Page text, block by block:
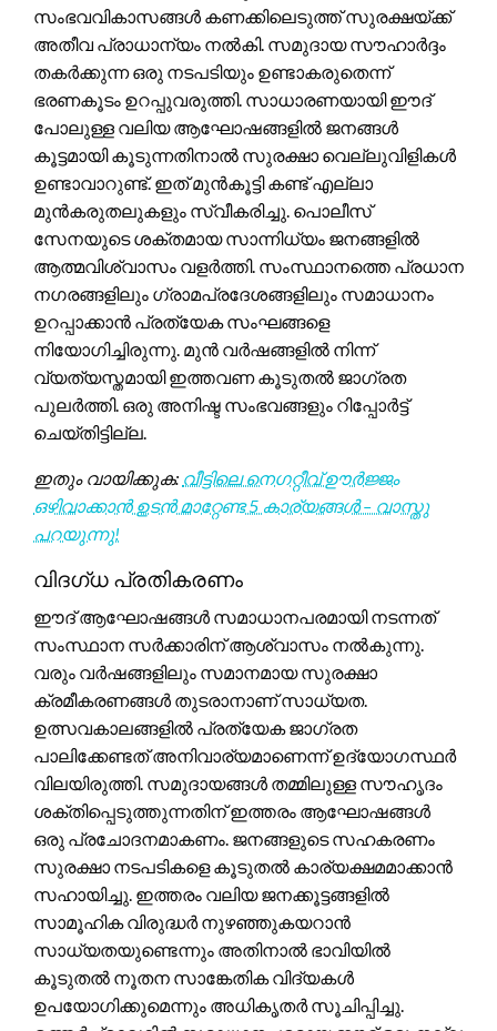
സംഭവവികാസങ്ങൾ കണക്കിലെടുത്ത് സുരക്ഷയ്ക്ക്
അതീവ പ്രാധാന്യം നൽകി. സമുദായ സൗഹാർദ്ദം
തകർക്കുന്ന ഒരു നടപടിയും ഉണ്ടാകരുതെന്ന്
ഭരണകൂടം ഉറപ്പുവരുത്തി. സാധാരണയായി ഈദ്
പോലുള്ള വലിയ ആഘോഷങ്ങളിൽ ജനങ്ങൾ
കൂട്ടമായി കൂടുന്നതിനാൽ സുരക്ഷാ വെല്ലുവിളികൾ
ഉണ്ടാവാറുണ്ട്. ഇത് മുൻകൂട്ടി കണ്ട് എല്ലാ
മുൻകരുതലുകളും സ്വീകരിച്ചു. പൊലീസ്
സേനയുടെ ശക്തമായ സാന്നിധ്യം ജനങ്ങളിൽ
ആത്മവിശ്വാസം വളർത്തി. സംസ്ഥാനത്തെ പ്രധാന
നഗരങ്ങളിലും ഗ്രാമപ്രദേശങ്ങളിലും സമാധാനം
ഉറപ്പാക്കാൻ പ്രത്യേക സംഘങ്ങളെ
നിയോഗിച്ചിരുന്നു. മുൻ വർഷങ്ങളിൽ നിന്ന്
വ്യത്യസ്തമായി ഇത്തവണ കൂടുതൽ ജാഗ്രത
പുലർത്തി. ഒരു അനിഷ്ട സംഭവങ്ങളും റിപ്പോർട്ട്
ചെയ്തിട്ടില്ല.
ഇതും വായിക്കുക: വീട്ടിലെ നെഗറ്റീവ് ഊർജ്ജം
ഒഴിവാക്കാൻ ഉടൻ മാറ്റേണ്ട 5 കാര്യങ്ങൾ – വാസ്തു
പറയുന്നു!
വിദഗ്ധ പ്രതികരണം
ഈദ് ആഘോഷങ്ങൾ സമാധാനപരമായി നടന്നത്
സംസ്ഥാന സർക്കാരിന് ആശ്വാസം നൽകുന്നു.
വരും വർഷങ്ങളിലും സമാനമായ സുരക്ഷാ
ക്രമീകരണങ്ങൾ തുടരാനാണ് സാധ്യത.
ഉത്സവകാലങ്ങളിൽ പ്രത്യേക ജാഗ്രത
പാലിക്കേണ്ടത് അനിവാര്യമാണെന്ന് ഉദ്യോഗസ്ഥർ
വിലയിരുത്തി. സമുദായങ്ങൾ തമ്മിലുള്ള സൗഹൃദം
ശക്തിപ്പെടുത്തുന്നതിന് ഇത്തരം ആഘോഷങ്ങൾ
ഒരു പ്രചോദനമാകണം. ജനങ്ങളുടെ സഹകരണം
സുരക്ഷാ നടപടികളെ കൂടുതൽ കാര്യക്ഷമമാക്കാൻ
സഹായിച്ചു. ഇത്തരം വലിയ ജനക്കൂട്ടങ്ങളിൽ
സാമൂഹിക വിരുദ്ധർ നുഴഞ്ഞുകയറാൻ
സാധ്യതയുണ്ടെന്നും അതിനാൽ ഭാവിയിൽ
കൂടുതൽ നൂതന സാങ്കേതിക വിദ്യകൾ
ഉപയോഗിക്കുമെന്നും അധികൃതർ സൂചിപ്പിച്ചു.